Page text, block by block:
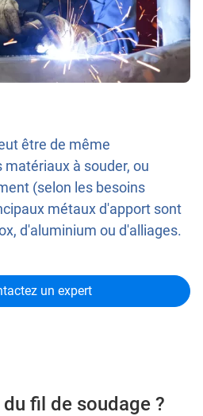
être de même
à souder, ou
(selon les besoins
métaux d'apport sont
d'aluminium ou d'alliages.
un expert
fil de soudage ?